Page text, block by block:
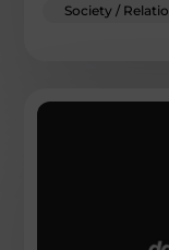
Society /